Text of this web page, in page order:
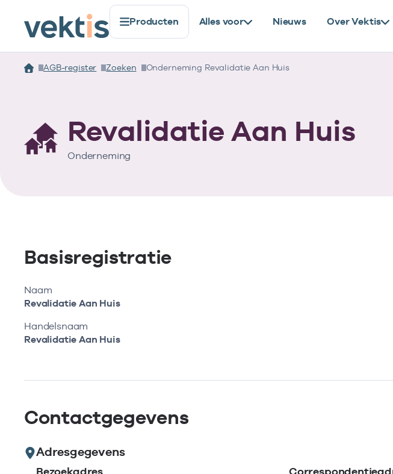
Producten Alles voor Nieuws Over Vektis
AGB-register Zoeken Onderneming Revalidatie Aan Huis
Revalidatie Aan Huis
Onderneming
Basisregistratie
Naam
Revalidatie Aan Huis
Handelsnaam
Revalidatie Aan Huis
Contactgegevens
Adresgegevens
Bezoekadres